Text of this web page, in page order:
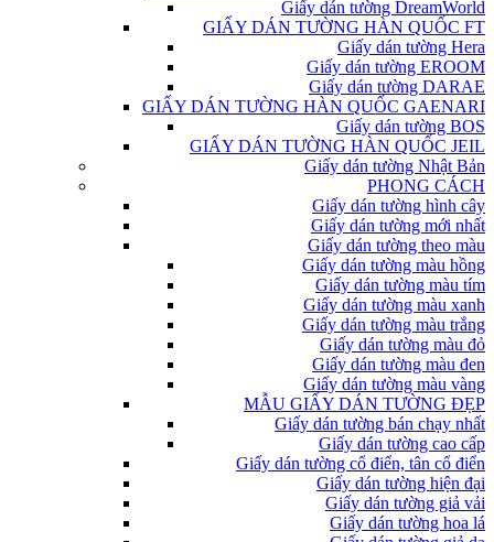
Giấy dán tường DreamWorld
GIẤY DÁN TƯỜNG HÀN QUỐC FT
Giấy dán tường Hera
Giấy dán tường EROOM
Giấy dán tường DARAE
GIẤY DÁN TƯỜNG HÀN QUỐC GAENARI
Giấy dán tường BOS
GIẤY DÁN TƯỜNG HÀN QUỐC JEIL
Giấy dán tường Nhật Bản
PHONG CÁCH
Giấy dán tường hình cây
Giấy dán tường mới nhất
Giấy dán tường theo màu
Giấy dán tường màu hồng
Giấy dán tường màu tím
Giấy dán tường màu xanh
Giấy dán tường màu trắng
Giấy dán tường màu đỏ
Giấy dán tường màu đen
Giấy dán tường màu vàng
MẪU GIẤY DÁN TƯỜNG ĐẸP
Giấy dán tường bán chạy nhất
Giấy dán tường cao cấp
Giấy dán tường cổ điển, tân cổ điển
Giấy dán tường hiện đại
Giấy dán tường giả vải
Giấy dán tường hoa lá